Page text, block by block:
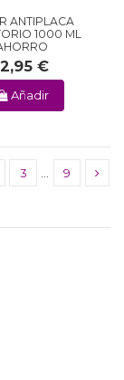
ANTIPLACA
1000 ML
€
Añadir
3 9